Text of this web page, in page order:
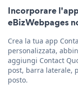
Incorporare
eBizWebpages
Crea la tua app
personalizzata,
aggiungi Contact
post, barra laterale,
posto.